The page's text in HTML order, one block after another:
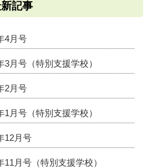
記事
4月号
月号（特別支援学校）
2月号
月号（特別支援学校）
12月号
月号（特別支援学校）